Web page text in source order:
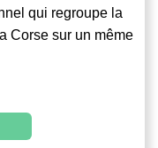
qui regroupe la
Corse sur un même